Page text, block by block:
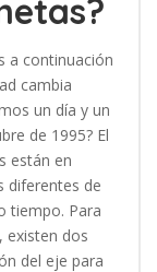
a continuación
cambia
un día y un
de 1995? El
están en
diferentes de
tiempo. Para
existen dos
del eje para